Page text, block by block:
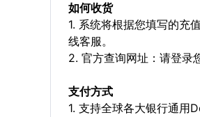
如何收货
1. 系统将根据您填写的充
线客服。
2. 官方查询网址：请登录
支付方式
1. 支持全球各大银行通